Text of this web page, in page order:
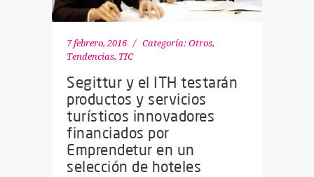
7 febrero, 2016 Categoría: Otros,
Tendencias, TIC
Segittur y el ITH testarán
productos y servicios
turísticos innovadores
financiados por
Emprendetur en un
selección de hoteles